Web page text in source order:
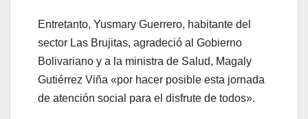
Entretanto, Yusmary Guerrero, habitante del
sector Las Brujitas, agradeció al Gobierno
Bolivariano y a la ministra de Salud, Magaly
Gutiérrez Viña «por hacer posible esta jornada
de atención social para el disfrute de todos».